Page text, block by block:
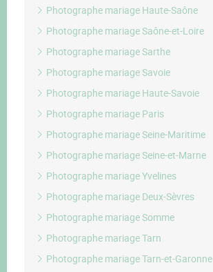
Photographe mariage Haute-Saône
Photographe mariage Saône-et-Loire
Photographe mariage Sarthe
Photographe mariage Savoie
Photographe mariage Haute-Savoie
Photographe mariage Paris
Photographe mariage Seine-Maritime
Photographe mariage Seine-et-Marne
Photographe mariage Yvelines
Photographe mariage Deux-Sèvres
Photographe mariage Somme
Photographe mariage Tarn
Photographe mariage Tarn-et-Garonne